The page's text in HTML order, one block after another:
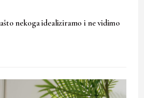
nekoga idealiziramo i ne vidimo